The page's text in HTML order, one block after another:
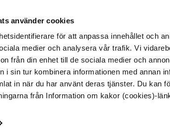
använder cookies
för att anpassa innehållet och
medier och analysera vår trafik. Vi
från din enhet till de sociala medier och
i sin tur kombinera informationen med annan
in när du har använt deras tjänster. Du kan
från Information om kakor (cookies)-
Aktuellt Hållbarhet
PRODUKTER
som en